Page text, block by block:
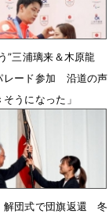
”三浦璃来＆木原龍
レード参加 沿道の声
うになった」
時10分
解団式で団旗返還 冬